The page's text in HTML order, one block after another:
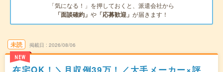
「気になる！」を押しておくと、派遣会社から
「面談確約」 や 「応募歓迎」 が届きます！
未読
NEW
掲載日 2026/08/06